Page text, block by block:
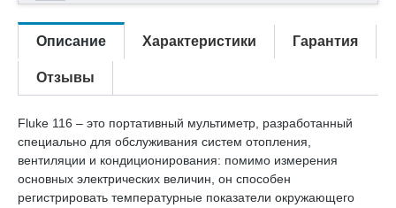
Описание Характеристики Гарантия
Отзывы
Fluke 116 – это портативный мультиметр, разработанный
специально для обслуживания систем отопления,
вентиляции и кондиционирования: помимо измерения
основных электрических величин, он способен
регистрировать температурные показатели окружающего